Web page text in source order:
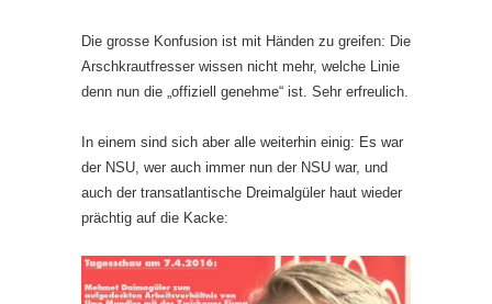
Die grosse Konfusion ist mit Händen zu greifen: Die
Arschkrautfresser wissen nicht mehr, welche Linie
denn nun die „offiziell genehme“ ist. Sehr erfreulich.
In einem sind sich aber alle weiterhin einig: Es war
der NSU, wer auch immer nun der NSU war, und
auch der transatlantische Dreimalgüler haut wieder
prächtig auf die Kacke: